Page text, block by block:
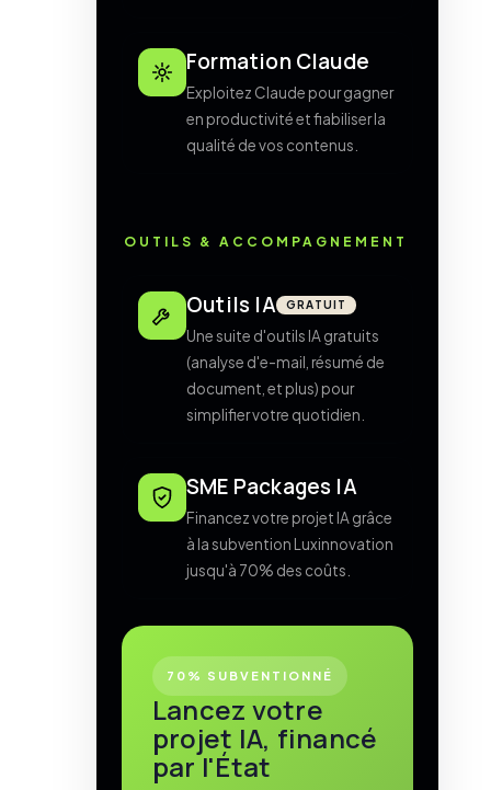
Formation Claude
Exploitez Claude pour gagner
en productivité et fiabiliser la
qualité de vos contenus.
OUTILS & ACCOMPAGNEMENT
Outils IA GRATUIT
Une suite d'outils IA gratuits
(analyse d'e-mail, résumé de
document, et plus) pour
simplifier votre quotidien.
SME Packages IA
Financez votre projet IA grâce
à la subvention Luxinnovation
jusqu'à 70% des coûts.
70% SUBVENTIONNÉ
Lancez votre
projet IA, financé
par l'État